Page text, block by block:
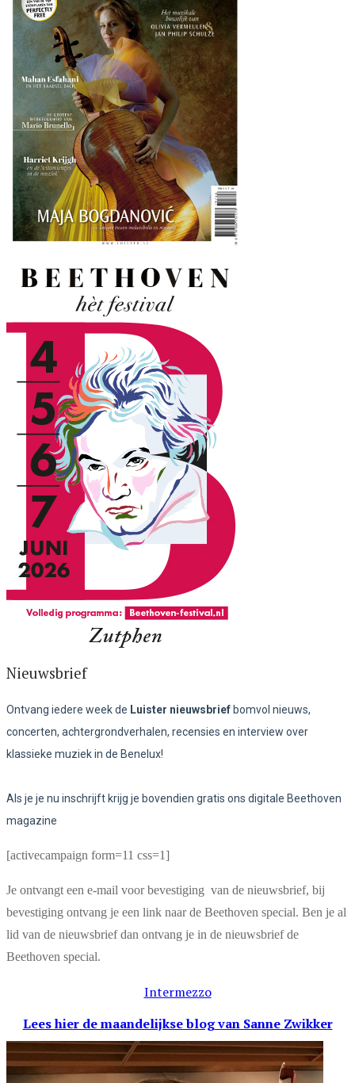
Nieuwsbrief
Ontvang iedere week de Luister nieuwsbrief bomvol nieuws,
concerten, achtergrondverhalen, recensies en interview over
klassieke muziek in de Benelux!
Als je je nu inschrijft krijg je bovendien gratis ons digitale Beethoven
magazine
[activecampaign form=11 css=1]
Je ontvangt een e-mail voor bevestiging van de nieuwsbrief, bij
bevestiging ontvang je een link naar de Beethoven special. Ben je al
lid van de nieuwsbrief dan ontvang je in de nieuwsbrief de
Beethoven special.
Intermezzo
Lees hier de maandelijkse blogvan Sanne Zwikker